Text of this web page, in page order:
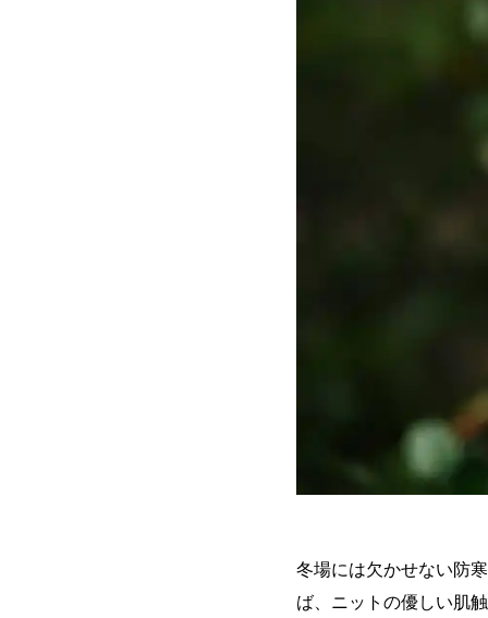
冬場には欠かせない防
ば、ニットの優しい肌